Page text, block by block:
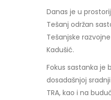
Danas je u
Tešanj održan
Tešanjske
Kadušić.
Fokus sastanka je
dosadašnjoj
TRA, kao i na